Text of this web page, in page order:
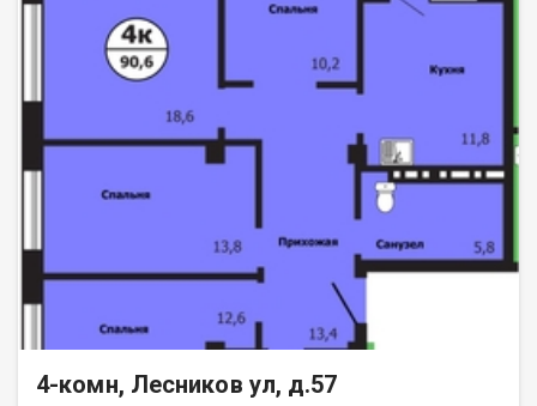
отделе продаж застройщика.
4-комн, Лесников ул, д.57